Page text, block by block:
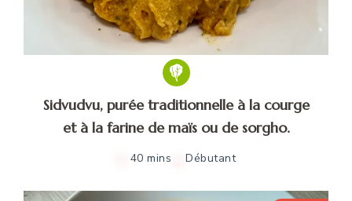
Sidvudvu, purée traditionnelle à la courge
et à la farine de maïs ou de sorgho.
40 mins Débutant